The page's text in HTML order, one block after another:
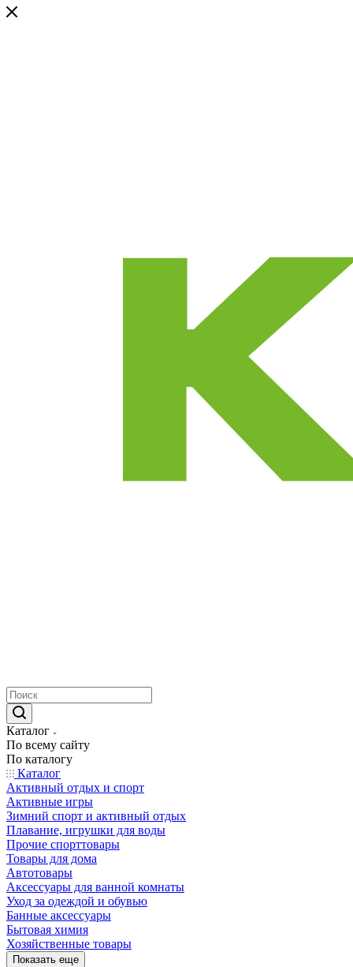
Каталог
По всему сайту
По каталогу
Каталог
Активный отдых и спорт
Активные игры
Зимний спорт и активный отдых
Плавание, игрушки для воды
Прочие спорттовары
Товары для дома
Автотовары
Аксессуары для ванной комнаты
Уход за одеждой и обувью
Банные аксессуары
Бытовая химия
Хозяйственные товары
Показать еще